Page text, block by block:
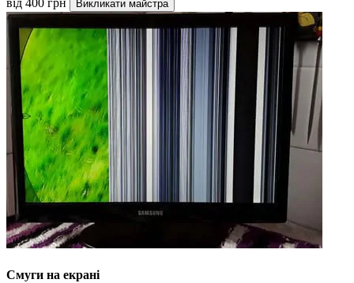
від 400 грн Викликати майстра
Смуги на екрані